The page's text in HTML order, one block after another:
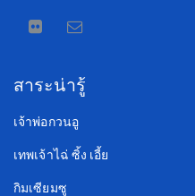
สาระน่ารู้
เจ้าพ่อกวนอู
เทพเจ้าไฉ่ ซิ้ง เอี้ย
กิมเซียมซู